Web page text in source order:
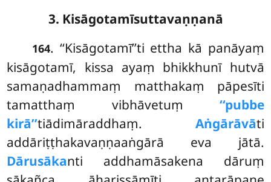
3. Kisāgotamīsuttavaṇṇanā
164. ‘‘Kisāgotamī’’ti ettha kā panāyaṃ
kisāgotamī, kissa ayaṃ bhikkhunī hutvā
samaṇadhammaṃ matthakaṃ pāpesīti
tamatthaṃ vibhāvetuṃ ‘‘pubbe
kirā’’tiādimāraddhaṃ. Aṅgārāvāti
addāriṭṭhakavaṇṇaaṅgārā eva jātā.
Dārusākanti addhamāsakena dāruṃ